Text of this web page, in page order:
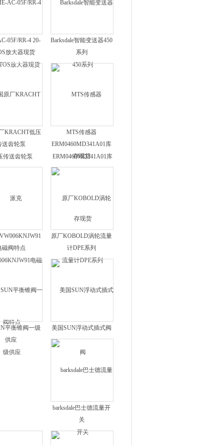
05F/RR-4 20-
放大器现货
Barksdale智能变送器450
系列
KRACHT低压
送齿轮泵
MTS传感器
ERM0460MD341A01库
存现货
磁阀特点
原厂KOBOLD涡轮流量
计DPE系列
平衡锥阀一级
供应
美国SUN浮动式插式阀
barksdale巴士德流量开
关